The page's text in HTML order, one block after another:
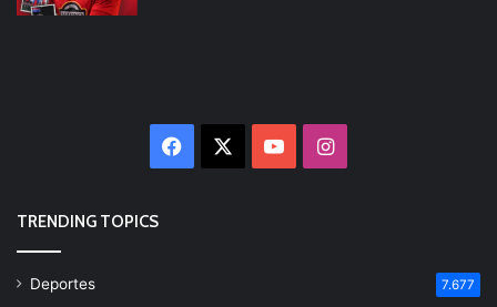
Facebook YouTubeInstagram
TRENDING TOPICS
Deportes 7.677